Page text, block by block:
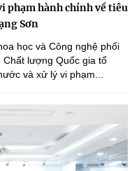
phạm hành chính về tiêu
Sơn
học và Công nghệ phối
lượng Quốc gia tổ
và xử lý vi phạm...